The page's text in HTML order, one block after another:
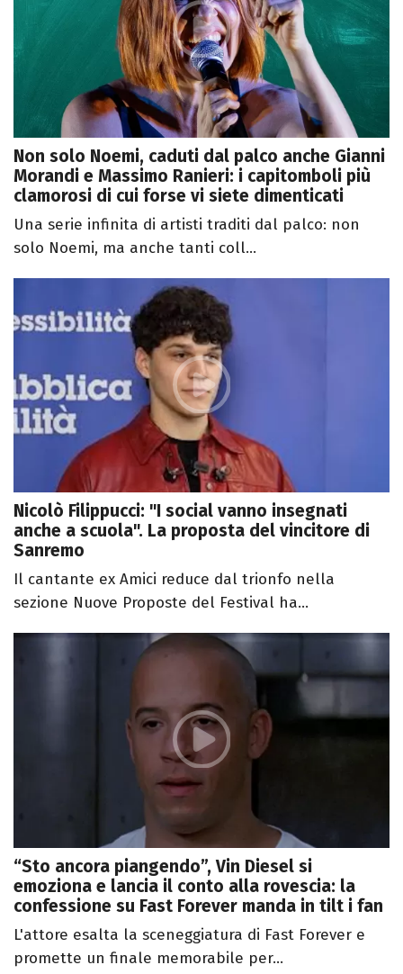
Non solo Noemi, caduti dal palco anche Gianni
Morandi e Massimo Ranieri: i capitomboli più
clamorosi di cui forse vi siete dimenticati
Una serie infinita di artisti traditi dal palco: non
solo Noemi, ma anche tanti coll...
Nicolò Filippucci: "I social vanno insegnati
anche a scuola". La proposta del vincitore di
Sanremo
Il cantante ex Amici reduce dal trionfo nella
sezione Nuove Proposte del Festival ha...
“Sto ancora piangendo”, Vin Diesel si
emoziona e lancia il conto alla rovescia: la
confessione su Fast Forever manda in tilt i fan
L'attore esalta la sceneggiatura di Fast Forever e
promette un finale memorabile per...